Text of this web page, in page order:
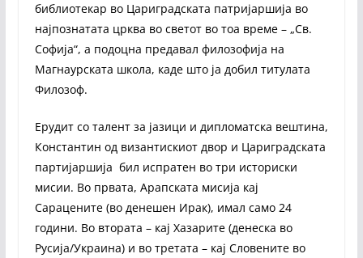
библиотекар во Цариградската патријаршија во
најпознатата црква во светот во тоа време – „Св.
Софија“, а подоцна предавал филозофија на
Магнаурската школа, каде што ја добил титулата
Филозоф.
Ерудит со талент за јазици и дипломатска вештина,
Константин од византискиот двор и Цариградската
партијаршија бил испратен во три историски
мисии. Во првата, Арапската мисија кај
Сарацените (во денешен Ирак), имал само 24
години. Во втората – кај Хазарите (денеска во
Русија/Украина) и во третата – кај Словените во